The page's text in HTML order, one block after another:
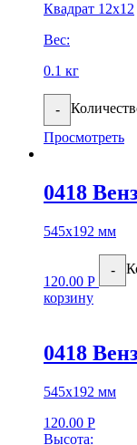
Квадрат 12х12
Вес:
0.1 кг
-
Просмотреть
0418
545х192 мм
120.00 Р
-
корзину
0418
545х192 мм
120.00 Р
Высота: